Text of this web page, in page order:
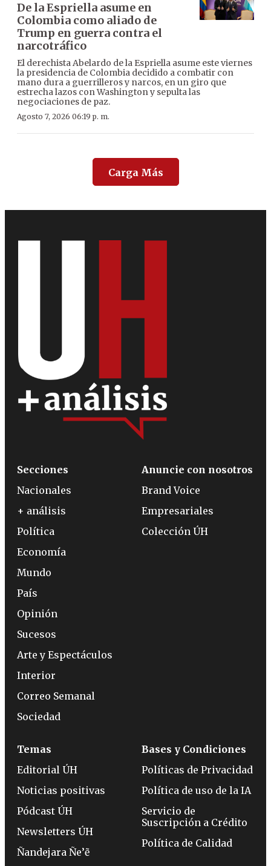
De la Espriella asume en
Colombia como aliado de
Trump en guerra contra el
narcotráfico
El derechista Abelardo de la Espriella asume este viernes
la presidencia de Colombia decidido a combatir con
mano dura a guerrilleros y narcos, en un giro que
estrecha lazos con Washington y sepulta las
negociaciones de paz.
Agosto 7, 2026 06:19 p. m.
Carga Más
Secciones
Nacionales
+ análisis
Política
Economía
Mundo
País
Opinión
Sucesos
Arte y Espectáculos
Interior
Correo Semanal
Sociedad
Anuncie con nosotros
Brand Voice
Empresariales
Colección ÚH
Temas
Editorial ÚH
Noticias positivas
Pódcast ÚH
Newsletters ÚH
Ñandejara Ñe’ẽ
Bases y Condiciones
Políticas de Privacidad
Política de uso de la IA
Servicio de
Suscripción a Crédito
Política de Calidad